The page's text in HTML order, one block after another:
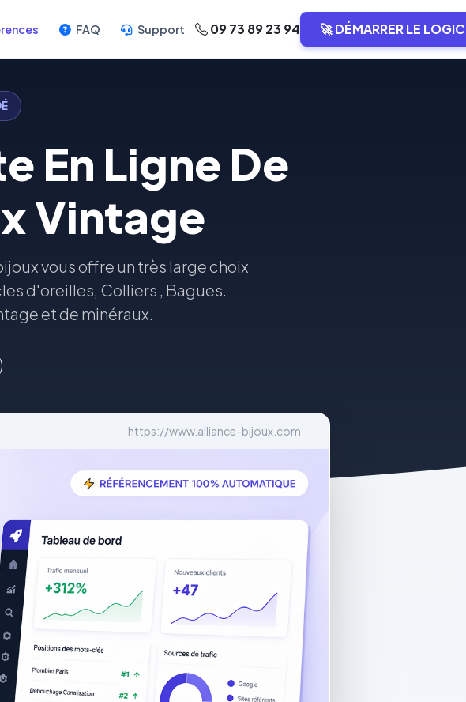
FAQ Support 09 73 89 23 94 🚀 DÉMARRER LE
En Ligne De
Vintage
vous offre un très large choix
d'oreilles, Colliers , Bagues.
et de minéraux.
https://www.alliance-bijoux.com